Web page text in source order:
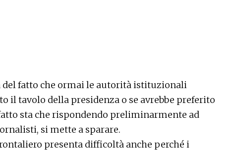
del fatto che ormai le autorità istituzionali
il tavolo della presidenza o se avrebbe preferito
sta che rispondendo preliminarmente ad
si mette a sparare.
presenta difficoltà anche perché i